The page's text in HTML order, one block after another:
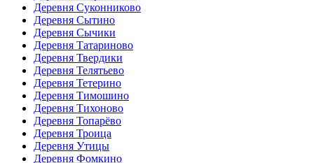
Деревня Суконниково
Деревня Сытино
Деревня Сычики
Деревня Татариново
Деревня Твердики
Деревня Телятьево
Деревня Тетерино
Деревня Тимошино
Деревня Тихоново
Деревня Топарёво
Деревня Троица
Деревня Утицы
Деревня Фомкино